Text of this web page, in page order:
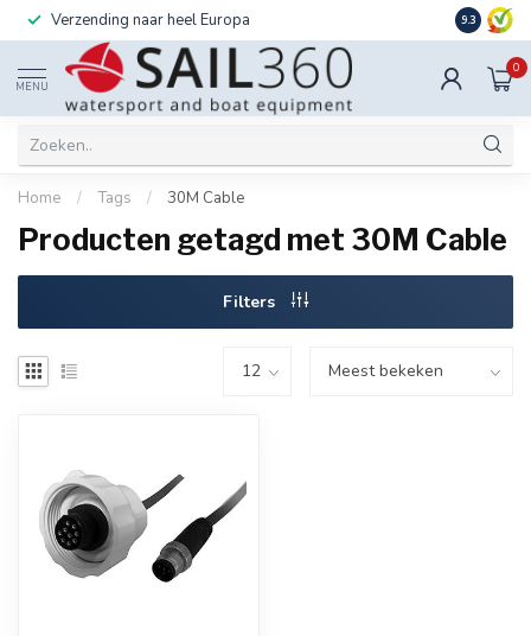
Verzending naar heel Europa Ook
9.3
MENU
0
Home / Tags / 30M Cable
Producten getagd met 30M Cable
Filters